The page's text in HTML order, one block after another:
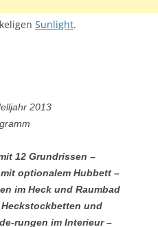
Sunlight.
2013
12 Grundrissen –
optionalem Hubbett –
im Heck und Raumbad
Heckstockbetten und
rungen im Interieur –